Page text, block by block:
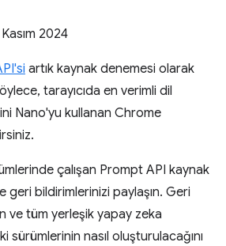
2024
artık kaynak denemesi olarak
tarayıcıda en verimli dil
Nano'yu kullanan Chrome
çalışan Prompt API kaynak
geri bildirimlerinizi paylaşın. Geri
ve tüm yerleşik yapay zeka
sürümlerinin nasıl oluşturulacağını